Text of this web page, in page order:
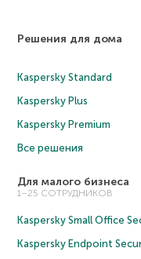
Решения для дома
Kaspersky Standard
Kaspersky Plus
Kaspersky Premium
Все решения
Для малого бизнеса
1–25 СОТРУДНИКОВ
Kaspersky Small Office
Kaspersky Endpoint